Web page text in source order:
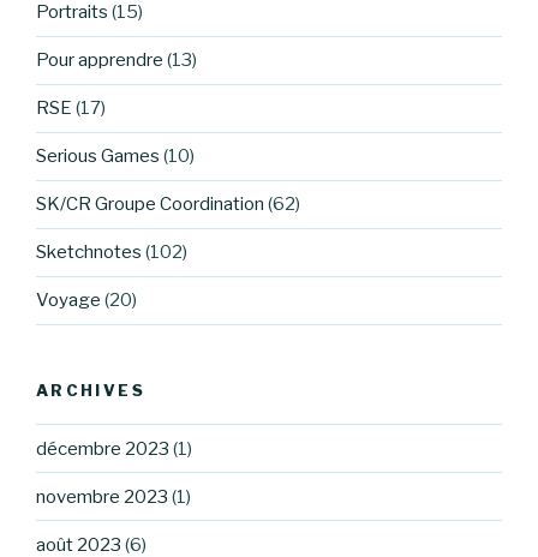
Portraits (15)
Pour apprendre (13)
RSE (17)
Serious Games (10)
SK/CR Groupe Coordination (62)
Sketchnotes (102)
Voyage (20)
ARCHIVES
décembre 2023 (1)
novembre 2023 (1)
août 2023 (6)